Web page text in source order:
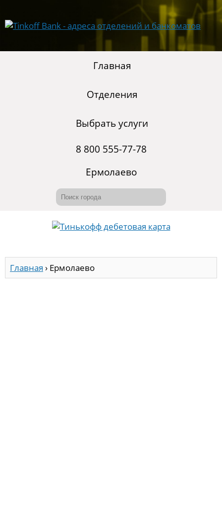
Главная
Отделения
Выбрать услуги
8 800 555-77-78
Ермолаево
Главная › Ермолаево